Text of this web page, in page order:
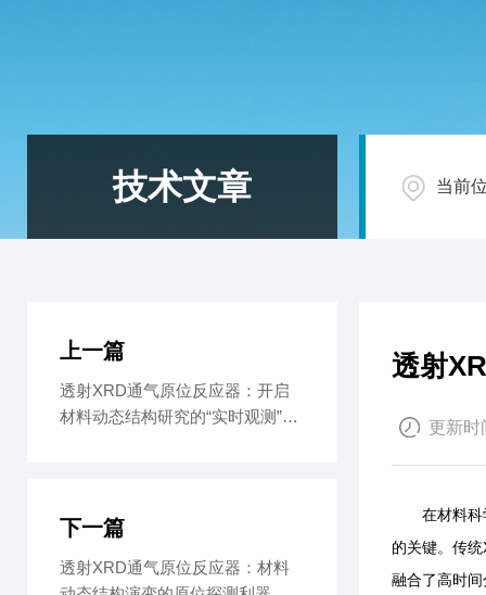
技术文章 当前
透射
更新时
在材料科学
的关键。传
融合了高时
上一篇
透射XRD通气原位反应器：开启
材料动态结构研究的“实时观测”新
下一篇
透射XRD通气原位反应器：材料